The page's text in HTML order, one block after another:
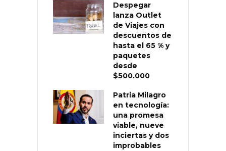
Despegar
lanza Outlet
de Viajes con
descuentos de
hasta el 65 % y
paquetes
desde
$500.000
Patria Milagro
en tecnología:
una promesa
viable, nueve
inciertas y dos
improbables